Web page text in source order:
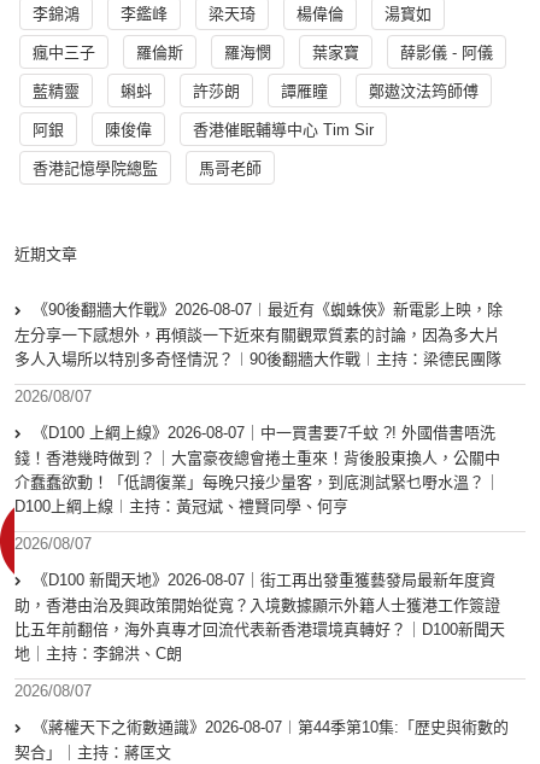
李錦鴻 李鑑峰 梁天琦 楊偉倫 湯寳如
瘋中三子 羅倫斯 羅海憫 葉家寶 薛影儀 - 阿儀
藍精靈 蝌蚪 許莎朗 譚雁瞳 鄭遨汶法筠師傅
阿銀 陳俊偉 香港催眠輔導中心 Tim Sir
香港記憶學院總監 馬哥老師
近期文章
《90後翻牆大作戰》2026-08-07︱最近有《蜘蛛俠》新電影上映，除
左分享一下感想外，再傾談一下近來有關觀眾質素的討論，因為多大片
多人入場所以特別多奇怪情況？︱90後翻牆大作戰︱主持：梁德民團隊
2026/08/07
《D100 上綱上線》2026-08-07｜中一買書要7千蚊 ?! 外國借書唔洗
錢！香港幾時做到？｜大富豪夜總會捲土重來！背後股東換人，公關中
介蠢蠢欲動！「低調復業」每晚只接少量客，到底測試緊乜嘢水溫？｜
D100上綱上線︱主持：黃冠斌、禮賢同學、何亨
2026/08/07
《D100 新聞天地》2026-08-07｜街工再出發重獲藝發局最新年度資
助，香港由治及興政策開始從寬？入境數據顯示外籍人士獲港工作簽證
比五年前翻倍，海外真專才回流代表新香港環境真轉好？｜D100新聞天
地｜主持：李錦洪、C朗
2026/08/07
《蔣權天下之術數通識》2026-08-07︱第44季第10集:「歴史與術數的
契合」｜主持：蔣匡文